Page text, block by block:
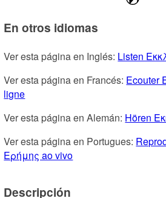
En otros idiomas
Ver esta página en Inglés: Listen
Ver esta página en Francés: Ecouter
ligne
Ver esta página en Alemán: Hören
Ver esta página en Portugues:
Ερήμης ao vivo
Descripción